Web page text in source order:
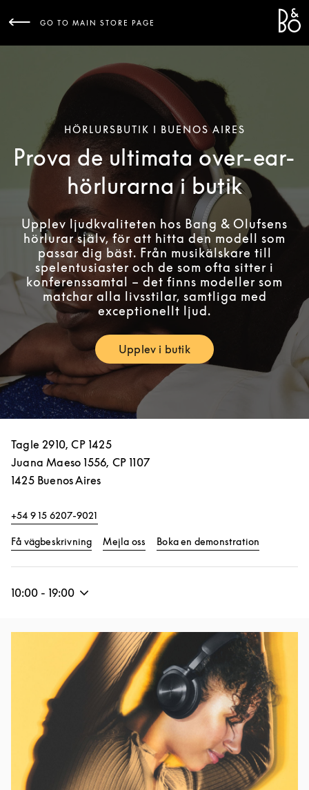
GO TO MAIN STORE PAGE
HÖRLURSBUTIK I BUENOS AIRES
Prova de ultimata over-ear-
hörlurarna i butik
Upplev ljudkvaliteten hos Bang & Olufsens
hörlurar själv, för att hitta den modell som
passar dig bäst. Från musikälskare till
spelentusiaster och de som ofta sitter i
konferenssamtal – det finns modeller som
matchar alla livsstilar, samtliga med
exceptionellt ljud.
Upplev i butikLink Opens in New Tab
Tagle 2910, CP 1425
Juana Maeso 1556, CP 1107
1425 Buenos Aires
+54 9 15 6207-9021
Få vägbeskrivningLink Opens in New Tab
Mejla oss Boka en demonstration
10:00 - 19:00